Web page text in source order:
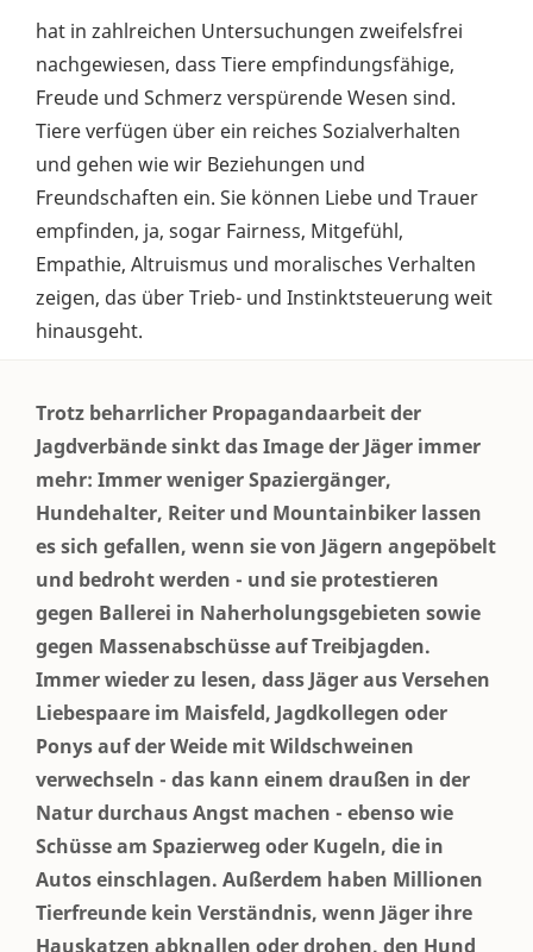
hat in zahlreichen Untersuchungen zweifelsfrei
nachgewiesen, dass Tiere empfindungsfähige,
Freude und Schmerz verspürende Wesen sind.
Tiere verfügen über ein reiches Sozialverhalten
und gehen wie wir Beziehungen und
Freundschaften ein. Sie können Liebe und Trauer
empfinden, ja, sogar Fairness, Mitgefühl,
Empathie, Altruismus und moralisches Verhalten
zeigen, das über Trieb- und Instinktsteuerung weit
hinausgeht.
Trotz beharrlicher Propagandaarbeit der
Jagdverbände sinkt das Image der Jäger immer
mehr: Immer weniger Spaziergänger,
Hundehalter, Reiter und Mountainbiker lassen
es sich gefallen, wenn sie von Jägern angepöbelt
und bedroht werden - und sie protestieren
gegen Ballerei in Naherholungsgebieten sowie
gegen Massenabschüsse auf Treibjagden.
Immer wieder zu lesen, dass Jäger aus Versehen
Liebespaare im Maisfeld, Jagdkollegen oder
Ponys auf der Weide mit Wildschweinen
verwechseln - das kann einem draußen in der
Natur durchaus Angst machen - ebenso wie
Schüsse am Spazierweg oder Kugeln, die in
Autos einschlagen. Außerdem haben Millionen
Tierfreunde kein Verständnis, wenn Jäger ihre
Hauskatzen abknallen oder drohen, den Hund